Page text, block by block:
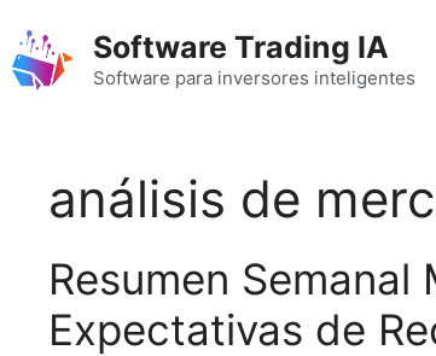
contenido
Software Trading IA
Software para inversores inteligentes
análisis de
Resumen
Expectativas de